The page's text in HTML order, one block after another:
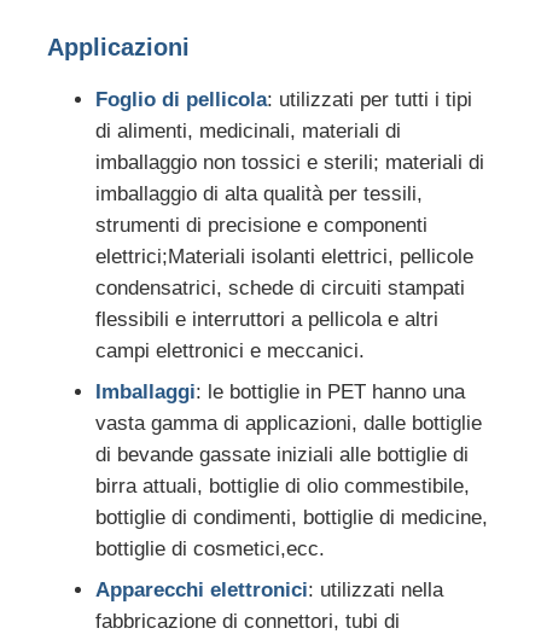
Applicazioni
Foglio di pellicola: utilizzati per tutti i tipi
di alimenti, medicinali, materiali di
imballaggio non tossici e sterili; materiali di
imballaggio di alta qualità per tessili,
strumenti di precisione e componenti
elettrici;Materiali isolanti elettrici, pellicole
condensatrici, schede di circuiti stampati
flessibili e interruttori a pellicola e altri
campi elettronici e meccanici.
Imballaggi: le bottiglie in PET hanno una
vasta gamma di applicazioni, dalle bottiglie
di bevande gassate iniziali alle bottiglie di
birra attuali, bottiglie di olio commestibile,
bottiglie di condimenti, bottiglie di medicine,
bottiglie di cosmetici,ecc.
Apparecchi elettronici: utilizzati nella
fabbricazione di connettori, tubi di